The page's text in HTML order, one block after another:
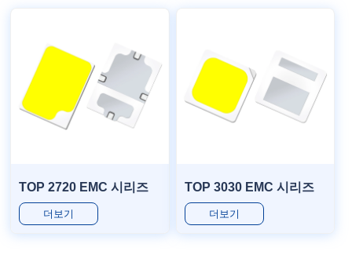
TOP 2720 EMC 시리즈
더보기
TOP 3030 EMC 시리즈
더보기